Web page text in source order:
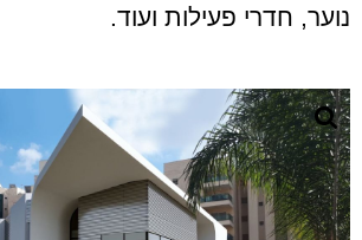
נוער, חדרי פעילות ועוד.